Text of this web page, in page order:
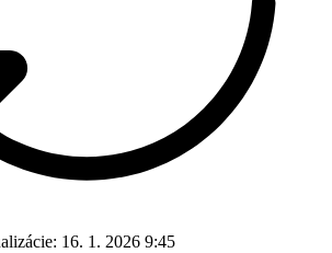
16. 1. 2026 9:45